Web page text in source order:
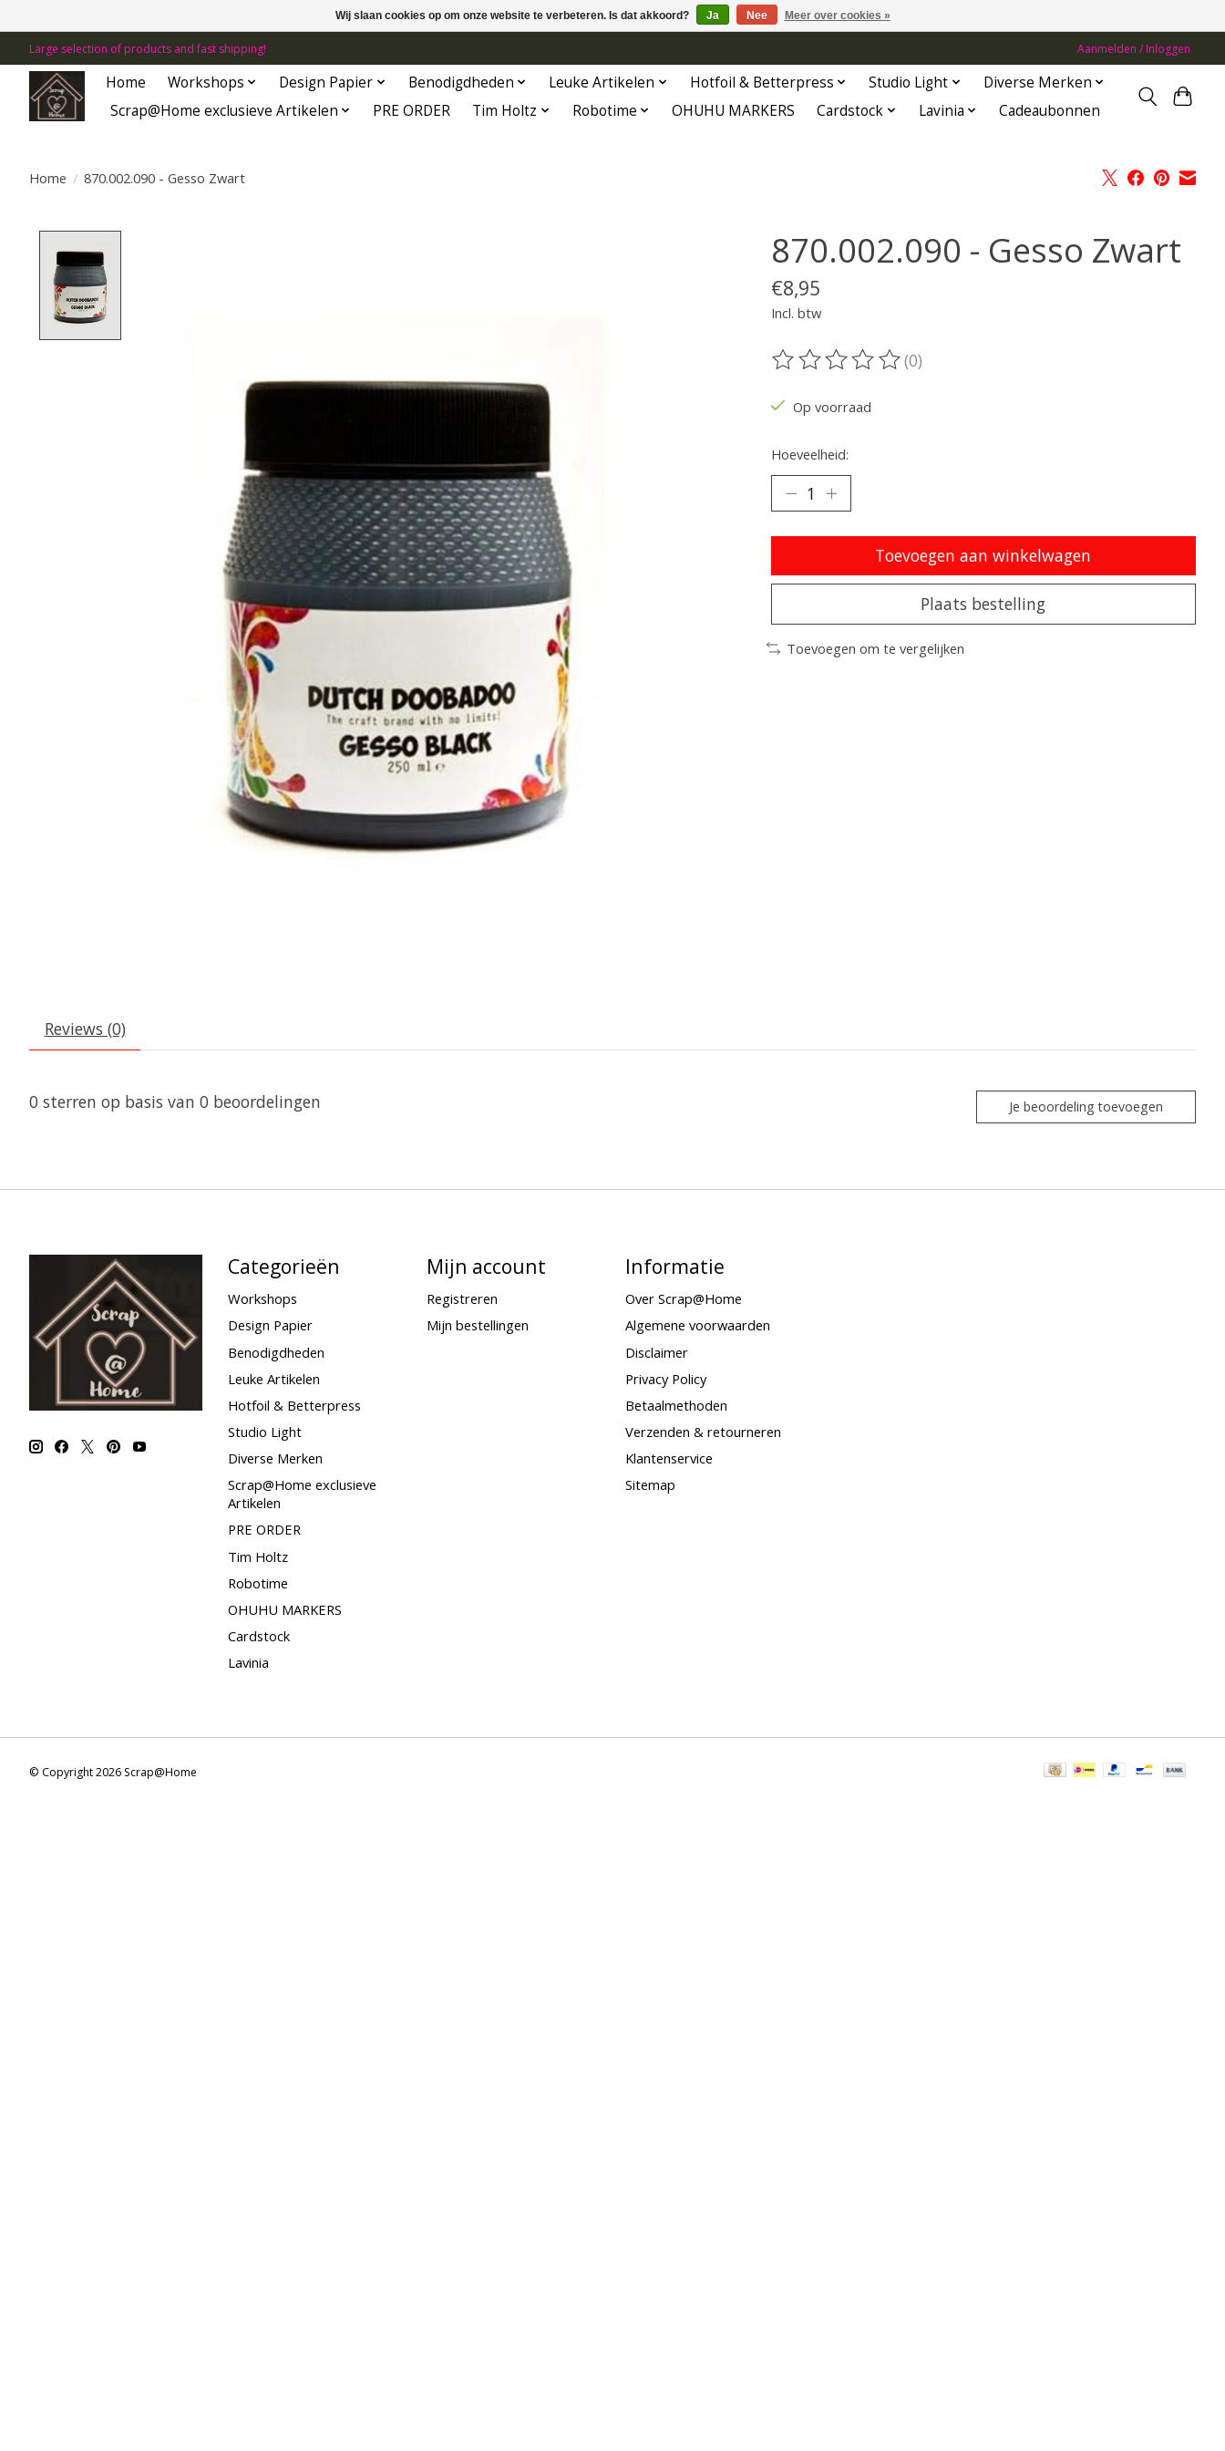
Large selection of products and fast shipping! Aanmelden / Inloggen
Home Workshops Design Papier Benodigdheden Leuke Artikelen Hotfoil & Betterpress Studio Light
Diverse Merken
Scrap@Home exclusieve Artikelen
PRE ORDER Tim Holtz Robotime OHUHU MARKERS Cardstock Lavinia Cadeaubonnen
Home / 870.002.090 - Gesso Zwart
870.002.090 - Gesso Zwart
€8,95
Incl. btw
De beoordeling van dit product is
(0)
Op voorraad
Hoeveelheid:
Toevoegen aan winkelwagen
Plaats bestelling
Toevoegen om te vergelijken
Reviews (0)
0 sterren op basis van 0 beoordelingen Je beoordeling toevoegen
Categorieën
Workshops
Design Papier
Benodigdheden
Leuke Artikelen
Hotfoil & Betterpress
Studio Light
Diverse Merken
Scrap@Home exclusieve
Artikelen
PRE ORDER
Tim Holtz
Robotime
OHUHU MARKERS
Cardstock
Lavinia
Mijn account
Registreren
Mijn bestellingen
Informatie
Over Scrap@Home
Algemene voorwaarden
Disclaimer
Privacy Policy
Betaalmethoden
Verzenden & retourneren
Klantenservice
Sitemap
© Copyright 2026 Scrap@Home
Wij slaan cookies op om onze website te verbeteren. Is dat akkoord? Ja Nee Meer over cookies »